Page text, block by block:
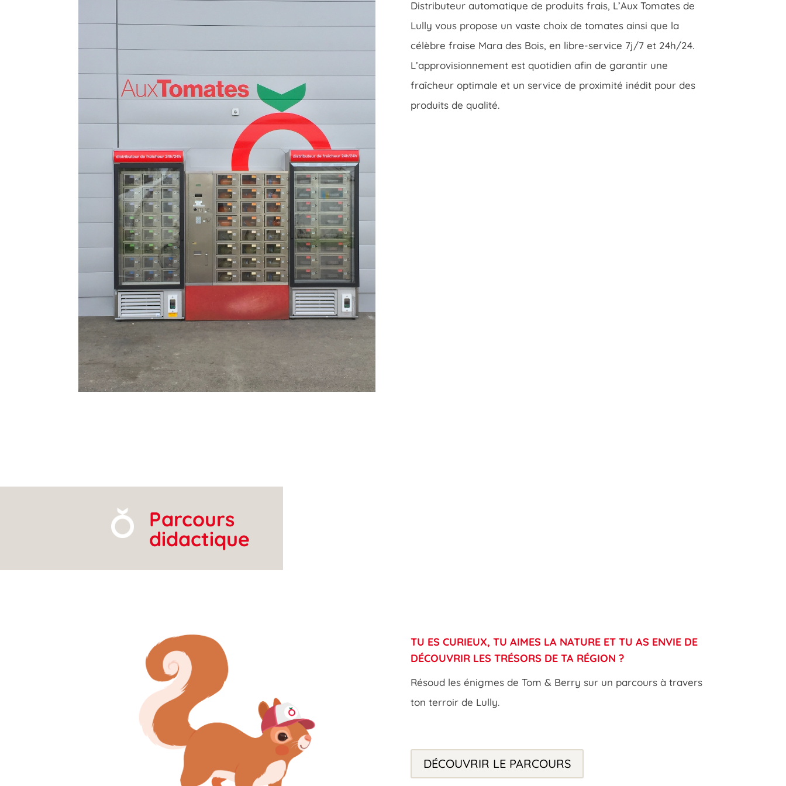
Distributeur automatique de produits frais, L’Aux Tomates de
Lully vous propose un vaste choix de tomates ainsi que la
célèbre fraise Mara des Bois, en libre-service 7j/7 et 24h/24.
L’approvisionnement est quotidien afin de garantir une
fraîcheur optimale et un service de proximité inédit pour des
produits de qualité.
Parcours
didactique
TU ES CURIEUX, TU AIMES LA NATURE ET TU AS ENVIE DE
DÉCOUVRIR LES TRÉSORS DE TA RÉGION ?
Résoud les énigmes de Tom & Berry sur un parcours à travers
ton terroir de Lully.
DÉCOUVRIR LE PARCOURS